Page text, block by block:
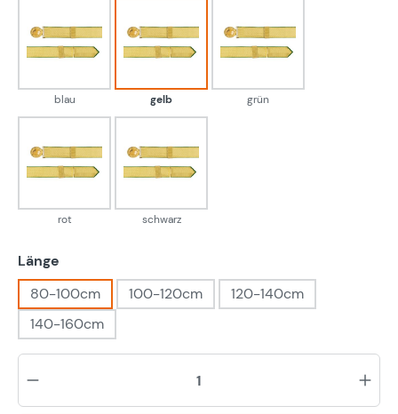
blau
blau
gelb
gelb
grün
grün
rot
rot
schwarz
schwarz
Länge
80-100cm
100-120cm
120-140cm
140-160cm